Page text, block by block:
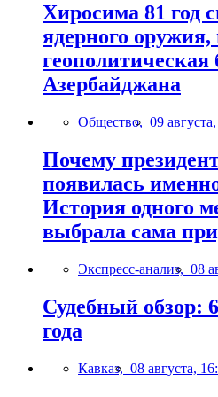
Хиросима 81 год
ядерного
геополитическая
Азербайджана
Общество, 09
Почему
появилась
История одного
выбрала сама
Экспресс-анализ, 08
Судебный обзор:
года
Кавказ, 08 августа,